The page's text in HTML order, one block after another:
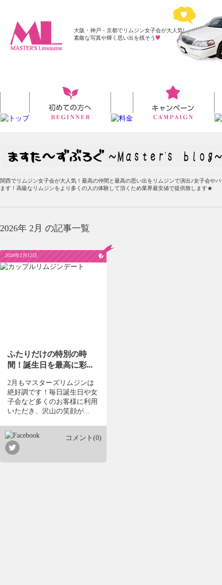
大阪・神戸・京都でリムジン女子会が大人気!
素敵な写真や輝く思い出を残そう
関西でリムジン女子会が大人気！最高の仲間と最高の思い出をリムジンで演出♪女子会や
ます！高級なリムジンをより多くの人の体験して頂くため業界最安値で提供致します★
2026年 2月 の記事一覧
2026年2月12日
ふたりだけの特別の時
間！誕生日を最高に彩...
2月もマスターズリムジンは
絶好調です！毎日誕生日や女
子会など多くのお客様に利用
いただき、沢山の笑顔が...
コメント(0)